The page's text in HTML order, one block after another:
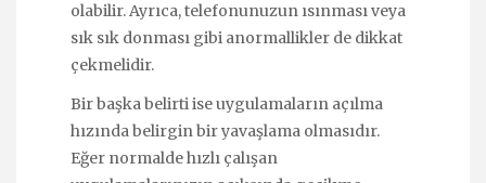
olabilir. Ayrıca, telefonunuzun ısınması veya
sık sık donması gibi anormallikler de dikkat
çekmelidir.
Bir başka belirti ise uygulamaların açılma
hızında belirgin bir yavaşlama olmasıdır.
Eğer normalde hızlı çalışan